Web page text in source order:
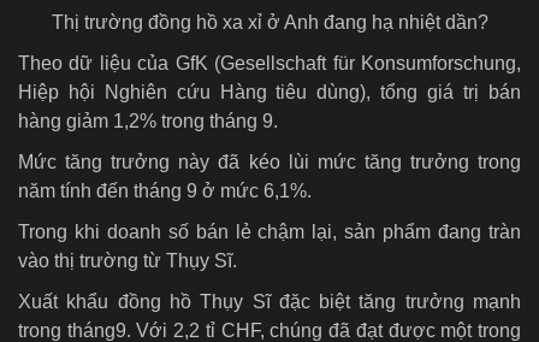
Thị trường đồng hồ xa xỉ ở Anh đang hạ nhiệt dần?
Theo dữ liệu của GfK (Gesellschaft für Konsumforschung,
Hiệp hội Nghiên cứu Hàng tiêu dùng), tổng giá trị bán
hàng giảm 1,2% trong tháng 9.
Mức tăng trưởng này đã kéo lùi mức tăng trưởng trong
năm tính đến tháng 9 ở mức 6,1%.
Trong khi doanh số bán lẻ chậm lại, sản phẩm đang tràn
vào thị trường từ Thụy Sĩ.
Xuất khẩu đồng hồ Thụy Sĩ đặc biệt tăng trưởng mạnh
trong tháng9. Với 2,2 tỉ CHF, chúng đã đạt được một trong